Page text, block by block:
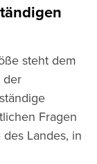
steht dem
der
Fragen
Landes, in